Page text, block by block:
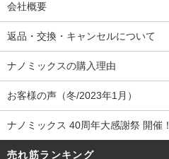
会社概要
返品・交換・キャンセルについて
ナノミックスの購入理由
お客様の声（冬/2023年1月）
ナノミックス 40周年大感謝祭 開催！
売れ筋ランキング